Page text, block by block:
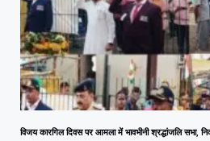
विजय कारगिल दिवस पर आमला में भावभीनी श्रद्धांजलि सभा,